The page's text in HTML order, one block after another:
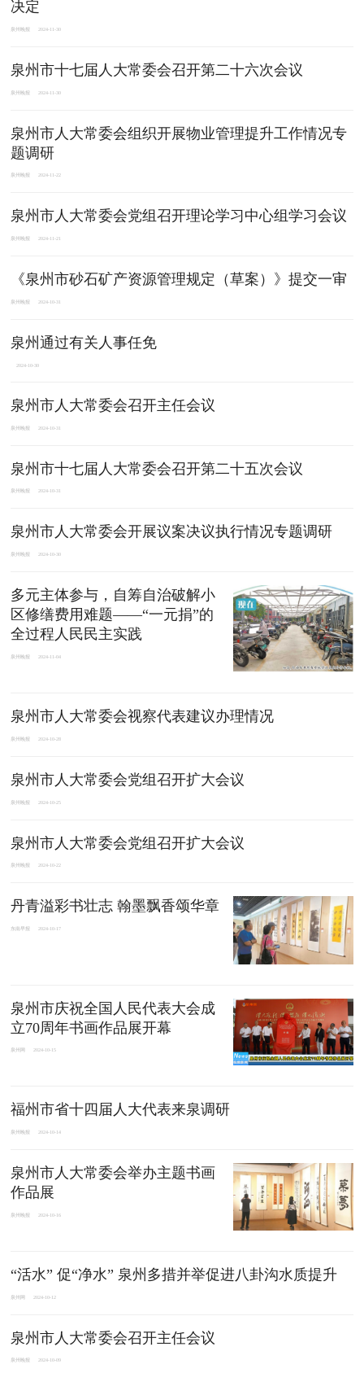
决定
泉州晚报 2024-11-30
泉州市十七届人大常委会召开第二十六次会议
泉州晚报 2024-11-30
泉州市人大常委会组织开展物业管理提升工作情况专
题调研
泉州晚报 2024-11-22
泉州市人大常委会党组召开理论学习中心组学习会议
泉州晚报 2024-11-21
《泉州市砂石矿产资源管理规定（草案）》提交一审
泉州晚报 2024-10-31
泉州通过有关人事任免
2024-10-30
泉州市人大常委会召开主任会议
泉州晚报 2024-10-31
泉州市十七届人大常委会召开第二十五次会议
泉州晚报 2024-10-31
泉州市人大常委会开展议案决议执行情况专题调研
泉州晚报 2024-10-30
多元主体参与，自筹自治破解小
区修缮费用难题——“一元捐”的
全过程人民民主实践
泉州晚报 2024-11-04
泉州市人大常委会视察代表建议办理情况
泉州晚报 2024-10-28
泉州市人大常委会党组召开扩大会议
泉州晚报 2024-10-25
泉州市人大常委会党组召开扩大会议
泉州晚报 2024-10-22
丹青溢彩书壮志 翰墨飘香颂华章
东南早报 2024-10-17
泉州市庆祝全国人民代表大会成
立70周年书画作品展开幕
泉州网 2024-10-15
福州市省十四届人大代表来泉调研
泉州晚报 2024-10-14
泉州市人大常委会举办主题书画
作品展
泉州晚报 2024-10-16
“活水” 促“净水” 泉州多措并举促进八卦沟水质提升
泉州网 2024-10-12
泉州市人大常委会召开主任会议
泉州晚报 2024-10-09